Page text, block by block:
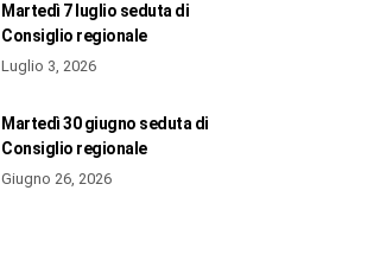
Martedì 7 luglio seduta di
Consiglio regionale
Luglio 3, 2026
Martedì 30 giugno seduta di
Consiglio regionale
Giugno 26, 2026